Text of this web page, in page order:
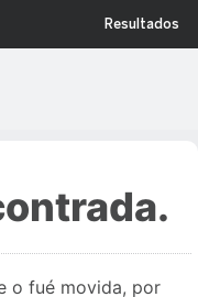
Resultados
o fué movida, por